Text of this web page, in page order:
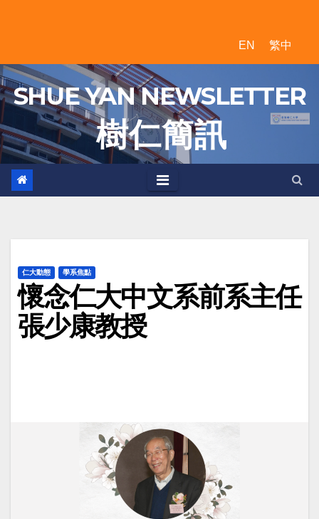
EN 繁中
SHUE YAN NEWSLETTER
樹 仁 簡 訊
仁大動態 學系焦點
懷念仁大中文系前系主任
張少康教授